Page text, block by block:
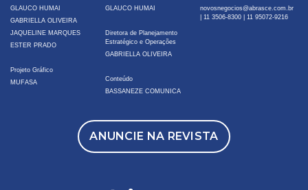
GLAUCO HUMAI
GABRIELLA OLIVEIRA
JAQUELINE MARQUES
ESTER PRADO
Projeto Gráfico
MUFASA
GLAUCO HUMAI
Diretora de Planejamento
Estratégico e Operações
GABRIELLA OLIVEIRA
Conteúdo
BASSANEZE COMUNICA
novosnegocios@abrasce.com.br
11 3506-8300| 11 95072-9216
ANUNCIE NA REVISTA